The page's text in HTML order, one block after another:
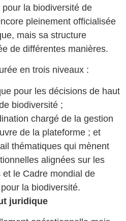
la biodiversité de
pleinement officialisée
mais sa structure
de différentes manières.
en trois niveaux :
pour les décisions de haut
biodiversité ;
chargé de la gestion
de la plateforme ; et
thématiques qui mènent
alignées sur les
le Cadre mondial de
la biodiversité.
juridique